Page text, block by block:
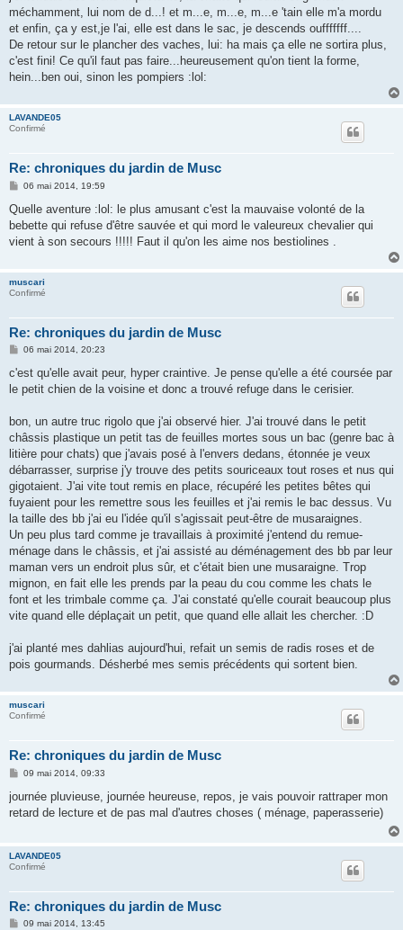
méchamment, lui nom de d...! et m...e, m...e, m...e 'tain elle m'a mordu
et enfin, ça y est,je l'ai, elle est dans le sac, je descends oufffffff....
De retour sur le plancher des vaches, lui: ha mais ça elle ne sortira plus,
c'est fini! Ce qu'il faut pas faire...heureusement qu'on tient la forme,
hein...ben oui, sinon les pompiers :lol:
LAVANDE05
Confirmé
Re: chroniques du jardin de Musc
M
s
a
g
06 mai 2014, 19:59
Quelle aventure :lol: le plus amusant c'est la mauvaise volonté de la
bebette qui refuse d'être sauvée et qui mord le valeureux chevalier qui
vient à son secours !!!!! Faut il qu'on les aime nos bestiolines .
muscari
Confirmé
Re: chroniques du jardin de Musc
M
s
a
06 mai 2014, 20:23
c'est qu'elle avait peur, hyper craintive. Je pense qu'elle a été coursée par
le petit chien de la voisine et donc a trouvé refuge dans le cerisier.
bon, un autre truc rigolo que j'ai observé hier. J'ai trouvé dans le petit
châssis plastique un petit tas de feuilles mortes sous un bac (genre bac à
litière pour chats) que j'avais posé à l'envers dedans, étonnée je veux
débarrasser, surprise j'y trouve des petits souriceaux tout roses et nus qui
gigotaient. J'ai vite tout remis en place, récupéré les petites bêtes qui
fuyaient pour les remettre sous les feuilles et j'ai remis le bac dessus. Vu
la taille des bb j'ai eu l'idée qu'il s'agissait peut-être de musaraignes.
Un peu plus tard comme je travaillais à proximité j'entend du remue-
ménage dans le châssis, et j'ai assisté au déménagement des bb par leur
maman vers un endroit plus sûr, et c'était bien une musaraigne. Trop
mignon, en fait elle les prends par la peau du cou comme les chats le
font et les trimbale comme ça. J'ai constaté qu'elle courait beaucoup plus
vite quand elle déplaçait un petit, que quand elle allait les chercher. :D
j'ai planté mes dahlias aujourd'hui, refait un semis de radis roses et de
pois gourmands. Désherbé mes semis précédents qui sortent bien.
muscari
Confirmé
Re: chroniques du jardin de Musc
M
s
a
09 mai 2014, 09:33
journée pluvieuse, journée heureuse, repos, je vais pouvoir rattraper mon
retard de lecture et de pas mal d'autres choses ( ménage, paperasserie)
LAVANDE05
Confirmé
Re: chroniques du jardin de Musc
M09 mai 2014, 13:45